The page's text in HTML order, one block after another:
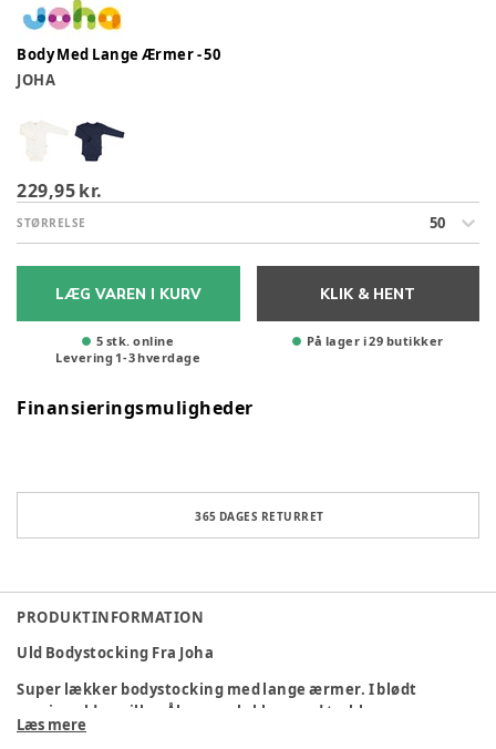
Body Med Lange Ærmer - 50
JOHA
229,95 kr.
STØRRELSE 50
LÆG VAREN I KURV
5 stk. online
Levering 1-3hverdage
KLIK & HENT
På lager i 29 butikker
Finansieringsmuligheder
365 DAGES RETURRET
PRODUKTINFORMATION
Uld Bodystocking Fra Joha
Super lækker bodystocking med lange ærmer. I blødt
merinould og silke. Åbnes og lukkes med trykknapper.
Læs mere